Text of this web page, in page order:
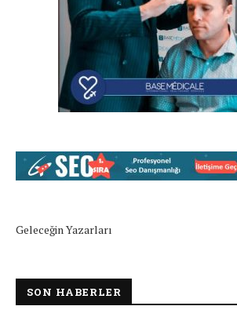
Geleceğin Yazarları
SON HABERLER